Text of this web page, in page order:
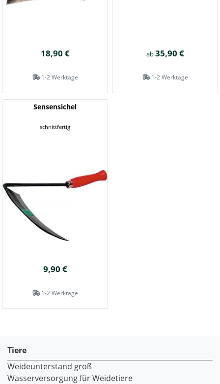
18,90 €
1-2 Werktage
ab35,90 €
1-2 Werktage
Sensensichel
schnittfertig
9,90 €
1-2 Werktage
Tiere
Weideunterstand groß
Wasserversorgung für Weidetiere